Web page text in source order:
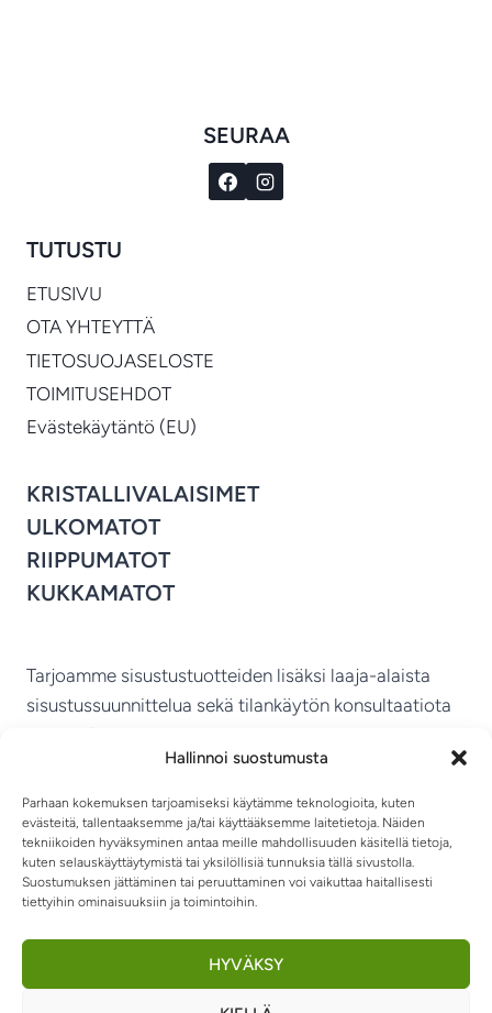
Hallinnoi suostumusta
Parhaan kokemuksen tarjoamiseksi käytämme teknologioita, kuten
evästeitä, tallentaaksemme ja/tai käyttääksemme laitetietoja. Näiden
tekniikoiden hyväksyminen antaa meille mahdollisuuden käsitellä tietoja,
kuten selauskäyttäytymistä tai yksilöllisiä tunnuksia tällä sivustolla.
Suostumuksen jättäminen tai peruuttaminen voi vaikuttaa haitallisesti
tiettyihin ominaisuuksiin ja toimintoihin.
HYVÄKSY
SEURAA
TUTUSTU
ETUSIVU
OTA YHTEYTTÄ
TIETOSUOJASELOSTE
TOIMITUSEHDOT
Evästekäytäntö (EU)
KRISTALLIVALAISIMET
ULKOMATOT
RIIPPUMATOT
KUKKAMATOT
Tarjoamme sisustustuotteiden lisäksi laaja-alaista
sisustussuunnittelua sekä tilankäytön konsultaatiota
MIKKELIN VITRIINI KY
RIIPPUMATOT JA -TUOLIT